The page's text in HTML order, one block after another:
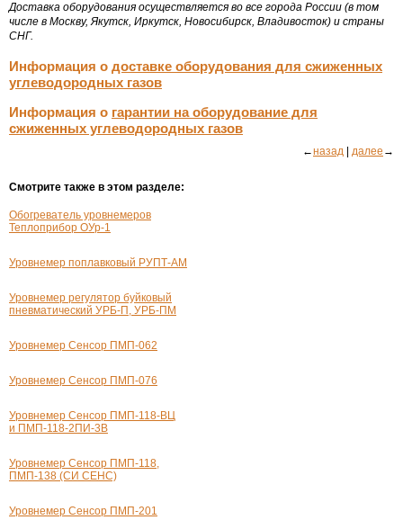
Доставка оборудования осуществляется во все города России (в том
числе в Москву, Якутск, Иркутск, Новосибирск, Владивосток) и страны
СНГ.
Информация о доставке оборудования для сжиженных
углеводородных газов
Информация о гарантии на оборудование для
сжиженных углеводородных газов
←назад далее →
Смотрите также в этом разделе:
Обогреватель уровнемеров
Теплоприбор ОУр-1
Уровнемер поплавковый РУПТ-АМ
Уровнемер регулятор буйковый
пневматический УРБ-П, УРБ-ПМ
Уровнемер Сенсор ПМП-062
Уровнемер Сенсор ПМП-076
Уровнемер Сенсор ПМП-118-ВЦ
и ПМП-118-2ПИ-3В
Уровнемер Сенсор ПМП-118,
ПМП-138 (СИ СЕНС)
Уровнемер Сенсор ПМП-201